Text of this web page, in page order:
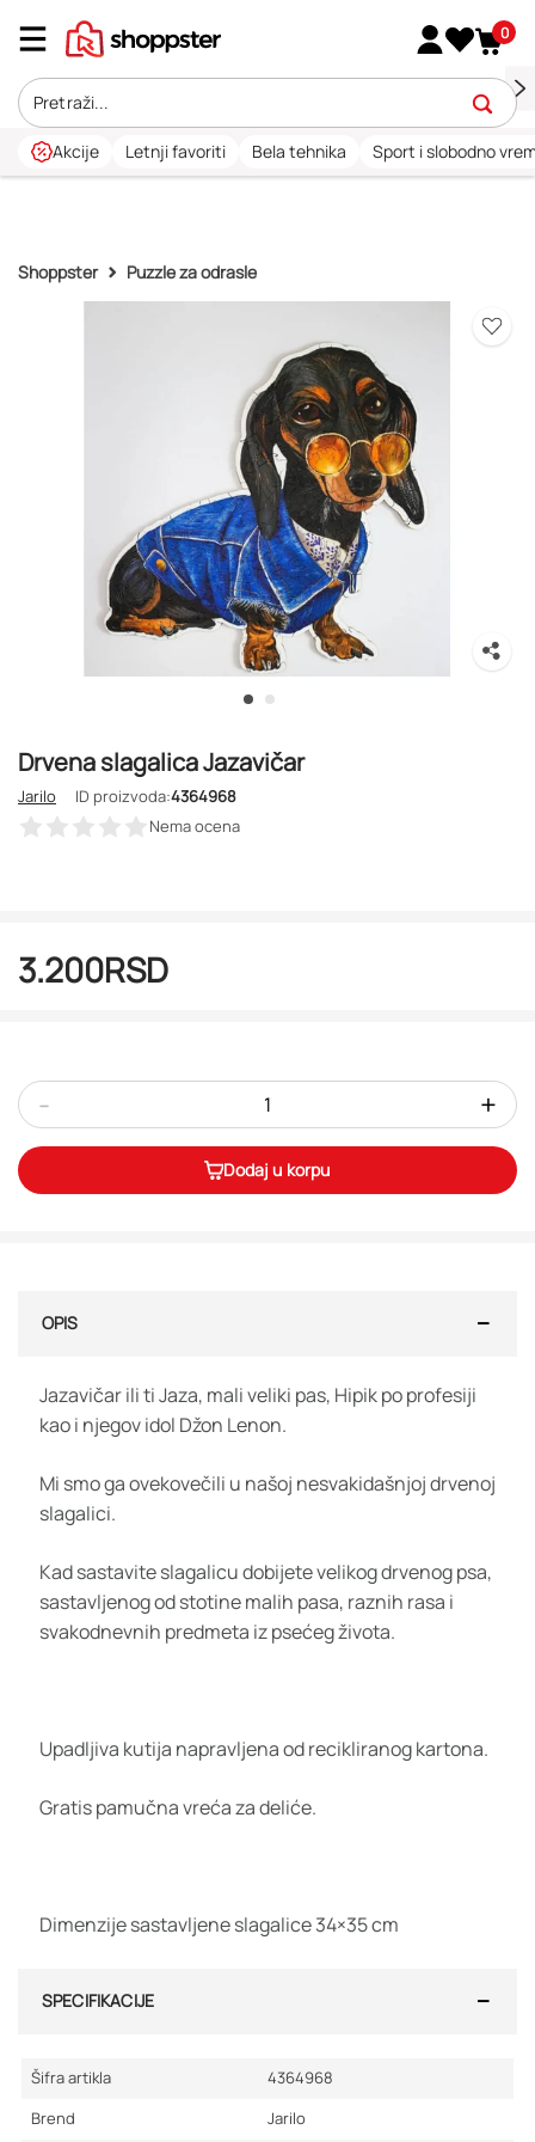
0
Akcije Letnji favoriti Bela tehnika Sport i slobodno
Shoppster Puzzle za odrasle
Drvena slagalica Jazavičar
Jarilo ID proizvoda:4364968
Nema ocena
3.200RSD
- +
Dodaj u korpu
OPIS
Jazavičar ili ti Jaza, mali veliki pas, Hipik po profesiji
kao i njegov idol Džon Lenon.
Mi smo ga ovekovečili u našoj nesvakidašnjoj drvenoj
slagalici.
Kad sastavite slagalicu dobijete velikog drvenog psa,
sastavljenog od stotine malih pasa, raznih rasa i
svakodnevnih predmeta iz psećeg života.
Upadljiva kutija napravljena od recikliranog kartona.
Gratis pamučna vreća za deliće.
Dimenzije sastavljene slagalice 34×35 cm
SPECIFIKACIJE
Šifra artikla
4364968
Brend
Jarilo